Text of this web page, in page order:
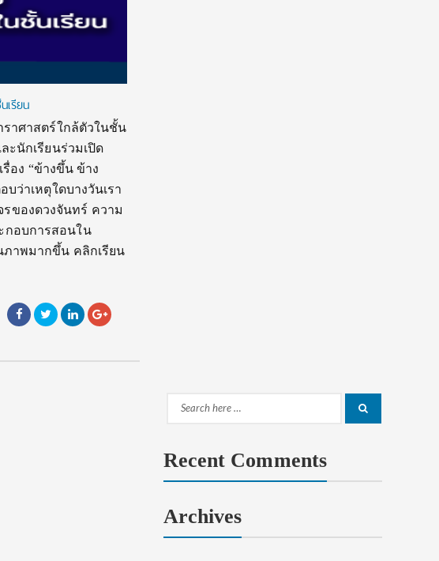
เรียน
ราศาสตร์ใกล้ตัวในชั้น
ะนักเรียนร่วมเปิด
อง “ข้างขึ้น ข้าง
ว่าเหตุใดบางวันเรา
รของดวงจันทร์ ความ
กอบการสอนใน
ภาพมากขึ้น คลิกเรียน
Search
Recent Comments
Archives